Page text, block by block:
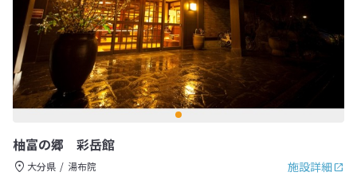
柚富の郷 彩岳館
施設詳細
大分県
湯布院